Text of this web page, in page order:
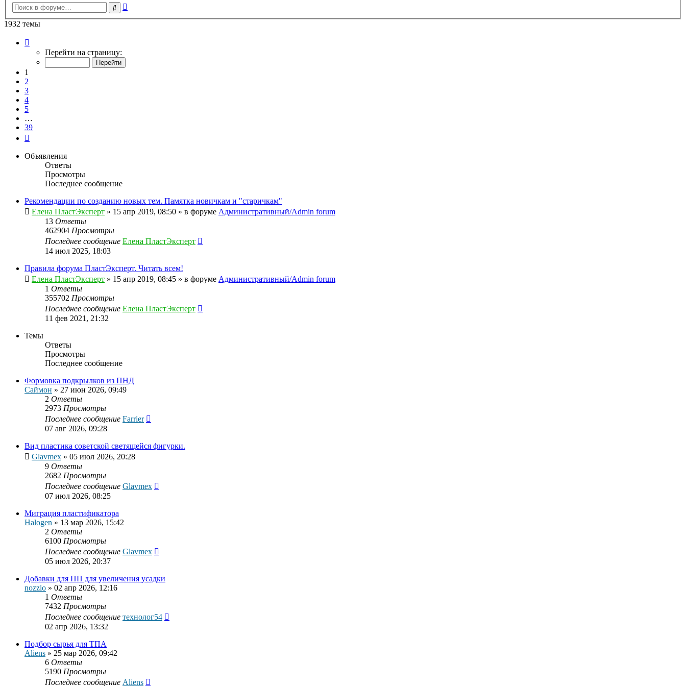
Поиск
1932 темы
Перейти на страницу:
1
2
3
4
5
…
39
Объявления
Ответы
Просмотры
Последнее сообщение
Рекомендации по созданию новых тем. Памятка новичкам и "старичкам"
Елена ПластЭксперт » 15 апр 2019, 08:50 » в форуме Административный/Admin forum
13 Ответы
462904 Просмотры
Последнее сообщение Елена ПластЭксперт
14 июл 2025, 18:03
Правила форума ПластЭксперт. Читать всем!
Елена ПластЭксперт » 15 апр 2019, 08:45 » в форуме Административный/Admin forum
1 Ответы
355702 Просмотры
Последнее сообщение Елена ПластЭксперт
11 фев 2021, 21:32
Темы
Ответы
Просмотры
Последнее сообщение
Формовка подкрылков из ПНД
Саймон » 27 июн 2026, 09:49
2 Ответы
2973 Просмотры
Последнее сообщение Farrier
07 авг 2026, 09:28
Вид пластика советской светящейся фигурки.
Glavmex » 05 июл 2026, 20:28
9 Ответы
2682 Просмотры
Последнее сообщение Glavmex
07 июл 2026, 08:25
Миграция пластификатора
Halogen » 13 мар 2026, 15:42
2 Ответы
6100 Просмотры
Последнее сообщение Glavmex
05 июл 2026, 20:37
Добавки для ПП для увеличения усадки
nozzio » 02 апр 2026, 12:16
1 Ответы
7432 Просмотры
Последнее сообщение технолог54
02 апр 2026, 13:32
Подбор сырья для ТПА
Aliens » 25 мар 2026, 09:42
6 Ответы
5190 Просмотры
Последнее сообщение Aliens